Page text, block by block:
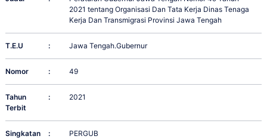
2021 tentang Organisasi Dan Tata Kerja Dinas Tenaga
Kerja Dan Transmigrasi Provinsi Jawa Tengah
T.E.U : Jawa Tengah.Gubernur
Nomor : 49
Tahun
Terbit
: 2021
Singkatan
: PERGUB